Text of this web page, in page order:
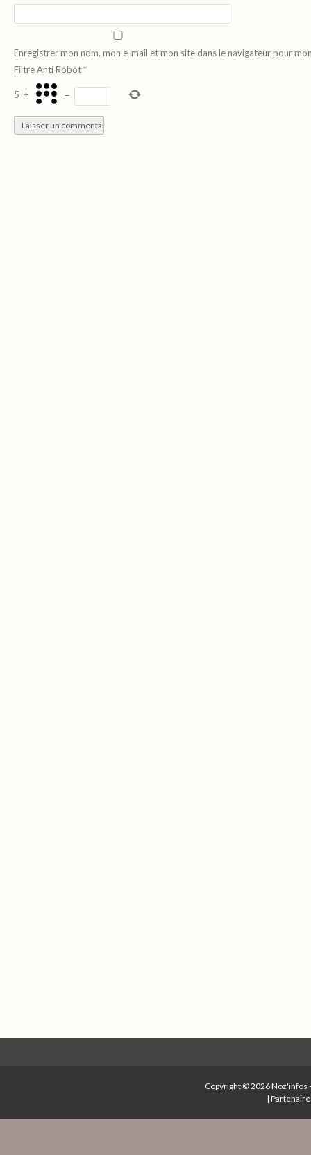
Enregistrer mon nom, mon e-mail et mon site dans le navigateur pour
Filtre Anti Robot*
5 + =
Copyright © 2026Noz'infos
|